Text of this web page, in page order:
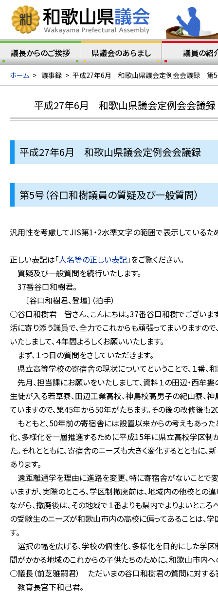
議長からのご挨拶 県議会のあらまし 議員の紹
ホーム > 議事録 > 平成27年6月 和歌山県議会定例会会議録 第5
平成27年6月 和歌山県議会定例会会議録
平成27年6月 和歌山県議会定例会会議録
第5号（谷口和樹議員の質疑及び一般質問）
汎用性を考慮してJIS第1・2水準文字の範囲で表示しているた
正しい表記は「人名等の正しい表記」をご覧ください。
質疑及び一般質問を続行いたします。
37番谷口和樹君。
〔谷口和樹君、登壇〕（拍手）
○谷口和樹君 皆さん、こんにちは。37番谷口和樹でございま
活に寄り添う議員で、全力でこれからも頑張ってまいりますの
いたしまして、４年間よろしくお願いいたします。
まず、１つ目の質問をさしていただきます。
県立高等学校の寄宿舎の現状についてということで、１番
先月、担当課にお願いをいたしまして、資料１の田辺・西牟
生徒が入る若草寮、田辺工業高校、神島校高男子の紀山寮、
ていますので、築45年から50年がたちます。その後の改修後も
もともと、50年前の寄宿舎には設置以来からの考えもあっ
化、多様化を一層推進するために平成15年に県立高校学区制
た。それとともに、寄宿舎のニーズも大きく変化するとともに
あります。
遠距離通学を理由に進路を変更、特に寄宿舎がないことで
いますが、実際のところ、学区制撤廃前は、地域内の他校との
ながら、撤廃後は、その地域で１番よりも県内でよりよいとこ
の受験生のニーズが和歌山市内の高校に偏ってあることは、
す。
選択の幅を広げる、学校の個性化、多様化を目的にした学
間がかかる地域のこれからの子供たちのために、和歌山市内
○議長（前芝雅嗣君） ただいまの谷口和樹君の質問に対する
教育長宮下和己君。